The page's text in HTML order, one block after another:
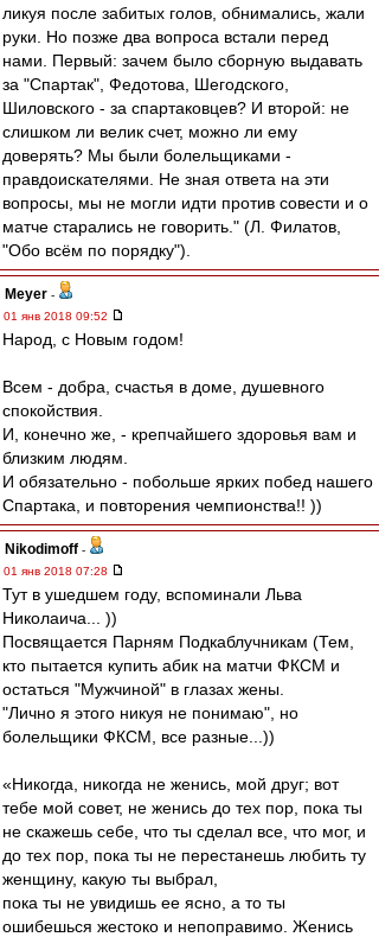
ликуя после забитых голов, обнимались, жали
руки. Но позже два вопроса встали перед
нами. Первый: зачем было сборную выдавать
за "Спартак", Федотова, Шегодского,
Шиловского - за спартаковцев? И второй: не
слишком ли велик счет, можно ли ему
доверять? Мы были болельщиками -
правдоискателями. Не зная ответа на эти
вопросы, мы не могли идти против совести и о
матче старались не говорить." (Л. Филатов,
"Обо всём по порядку").
Meyer -
01 янв 2018 09:52
Народ, с Новым годом!
Всем - добра, счастья в доме, душевного
спокойствия.
И, конечно же, - крепчайшего здоровья вам и
близким людям.
И обязательно - побольше ярких побед нашего
Спартака, и повторения чемпионства!! ))
Nikodimoff -
01 янв 2018 07:28
Тут в ушедшем году, вспоминали Льва
Николаича... ))
Посвящается Парням Подкаблучникам (Тем,
кто пытается купить абик на матчи ФКСМ и
остаться "Мужчиной" в глазах жены.
"Лично я этого никуя не понимаю", но
болельщики ФКСМ, все разные...))
«Никогда, никогда не женись, мой друг; вот
тебе мой совет, не женись до тех пор, пока ты
не скажешь себе, что ты сделал все, что мог, и
до тех пор, пока ты не перестанешь любить ту
женщину, какую ты выбрал,
пока ты не увидишь ее ясно, а то ты
ошибешься жестоко и непоправимо. Женись